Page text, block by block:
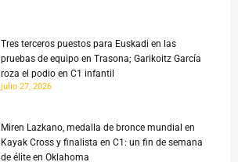
Tres terceros puestos para Euskadi en las
pruebas de equipo en Trasona; Garikoitz García
roza el podio en C1 infantil
julio 27, 2026
Miren Lazkano, medalla de bronce mundial en
Kayak Cross y finalista en C1: un fin de semana
de élite en Oklahoma